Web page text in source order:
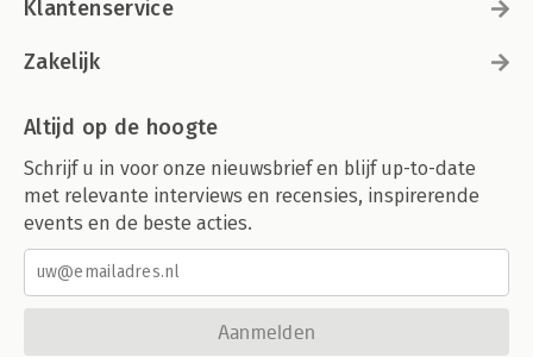
Klantenservice
Zakelijk
Altijd op de hoogte
Schrijf u in voor onze nieuwsbrief en blijf up-to-date
met relevante interviews en recensies, inspirerende
events en de beste acties.
Aanmelden